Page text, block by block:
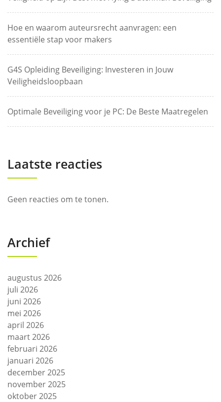
Hoe en waarom auteursrecht aanvragen: een
essentiële stap voor makers
G4S Opleiding Beveiliging: Investeren in Jouw
Veiligheidsloopbaan
Optimale Beveiliging voor je PC: De Beste Maatregelen
Laatste reacties
Geen reacties om te tonen.
Archief
augustus 2026
juli 2026
juni 2026
mei 2026
april 2026
maart 2026
februari 2026
januari 2026
december 2025
november 2025
oktober 2025